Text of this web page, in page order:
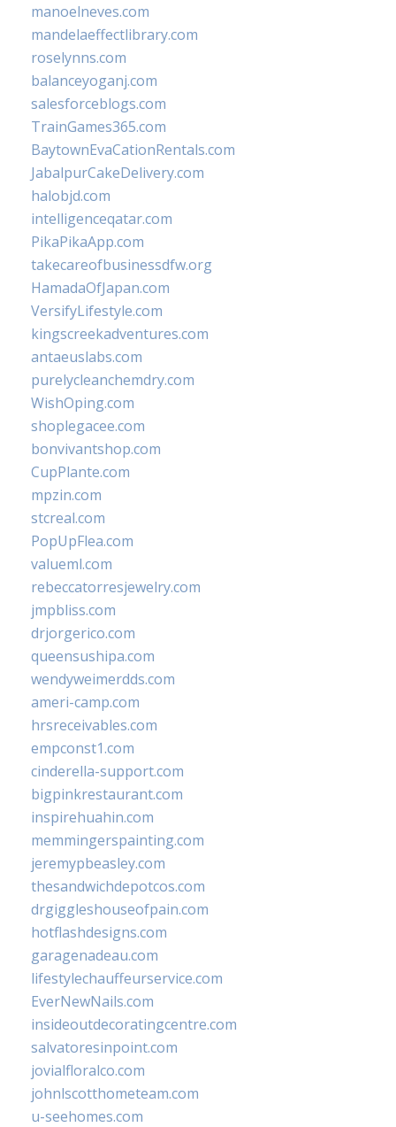
manoelneves.com
mandelaeffectlibrary.com
roselynns.com
balanceyoganj.com
salesforceblogs.com
TrainGames365.com
BaytownEvaCationRentals.com
JabalpurCakeDelivery.com
halobjd.com
intelligenceqatar.com
PikaPikaApp.com
takecareofbusinessdfw.org
HamadaOfJapan.com
VersifyLifestyle.com
kingscreekadventures.com
antaeuslabs.com
purelycleanchemdry.com
WishOping.com
shoplegacee.com
bonvivantshop.com
CupPlante.com
mpzin.com
stcreal.com
PopUpFlea.com
valueml.com
rebeccatorresjewelry.com
jmpbliss.com
drjorgerico.com
queensushipa.com
wendyweimerdds.com
ameri-camp.com
hrsreceivables.com
empconst1.com
cinderella-support.com
bigpinkrestaurant.com
inspirehuahin.com
memmingerspainting.com
jeremypbeasley.com
thesandwichdepotcos.com
drgiggleshouseofpain.com
hotflashdesigns.com
garagenadeau.com
lifestylechauffeurservice.com
EverNewNails.com
insideoutdecoratingcentre.com
salvatoresinpoint.com
jovialfloralco.com
johnlscotthometeam.com
u-seehomes.com